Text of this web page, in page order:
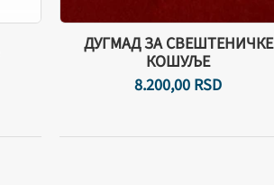
ДУГМАД ЗА СВЕШТЕНИЧКЕ
КОШУЉЕ
8.200,00 RSD